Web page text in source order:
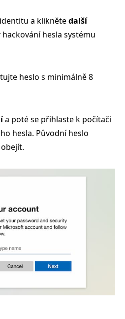
a kliknětedalší
hesla systému
heslo s minimálně 8
a poté se přihlaste k počítači
hesla. Původní heslo